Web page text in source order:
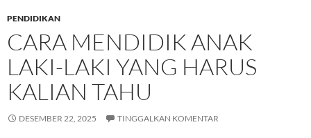
PENDIDIKAN
CARA MENDIDIK ANAK
LAKI-LAKI YANG HARUS
KALIAN TAHU
DESEMBER 22, 2025 TINGGALKAN KOMENTAR